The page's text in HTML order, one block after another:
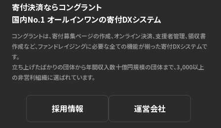
寄付決済ならコングラント
国内No.1 オールインワンの寄付DXシステム
コングラントは、寄付募集ページの作成、オンライン決済、支援者管理、領収書
作成など、ファンドレイジングに必要な全ての機能が揃った寄付DXシステムで
す。
立ち上げたばかりの団体から年間収入数十億円規模の団体まで、3,000以上
の非営利組織に選ばれています。
採用情報 運営会社